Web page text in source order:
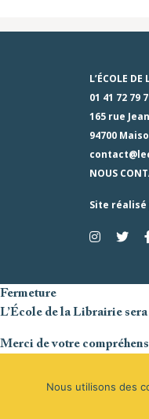
L’ÉCOLE DE
01 41 72 79
165 rue
94700
NOUS
Site réalisé
Fermeture
L’École de la Librairie sera
Merci de votre
Nous utilisons des